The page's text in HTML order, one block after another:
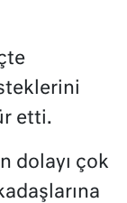
etti.
dolayı çok